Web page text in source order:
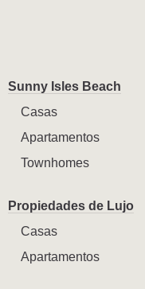
Sunny Isles Beach
Casas
Apartamentos
Townhomes
Propiedades de Lujo
Casas
Apartamentos